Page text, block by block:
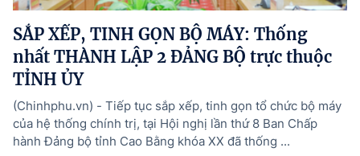
SẮP XẾP, TINH GỌN BỘ MÁY: Thống
nhất THÀNH LẬP 2 ĐẢNG BỘ trực thuộc
TỈNH ỦY
(Chinhphu.vn) - Tiếp tục sắp xếp, tinh gọn tổ chức bộ máy
của hệ thống chính trị, tại Hội nghị lần thứ 8 Ban Chấp
hành Đảng bộ tỉnh Cao Bằng khóa XX đã thống ...